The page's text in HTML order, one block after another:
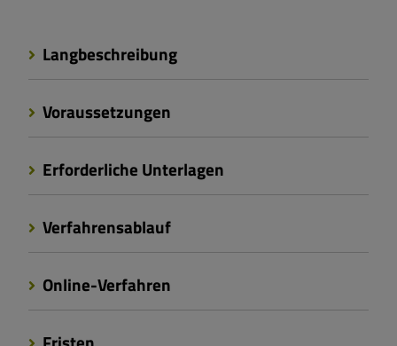
Langbeschreibung
Voraussetzungen
Erforderliche Unterlagen
Verfahrensablauf
Online-Verfahren